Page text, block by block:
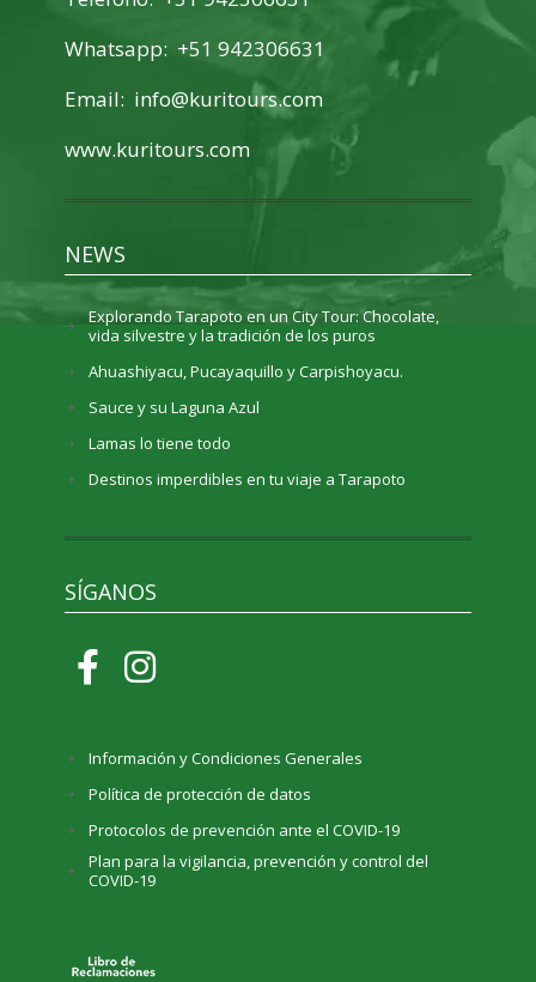
Whatsapp: +51 942306631
Email: info@kuritours.com
www.kuritours.com
NEWS
Explorando Tarapoto en un City Tour: Chocolate,
vida silvestre y la tradición de los puros
Ahuashiyacu, Pucayaquillo y Carpishoyacu.
Sauce y su Laguna Azul
Lamas lo tiene todo
Destinos imperdibles en tu viaje a Tarapoto
SÍGANOS
Información y Condiciones Generales
Política de protección de datos
Protocolos de prevención ante el COVID-19
Plan para la vigilancia, prevención y control del
COVID-19